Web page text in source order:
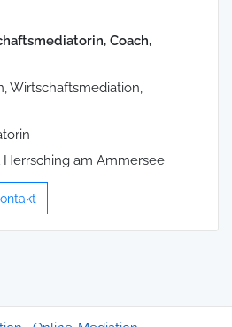
Coach,
Wirtschaftsmediation,
Herrsching am Ammersee